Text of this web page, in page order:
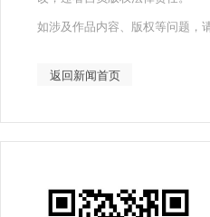
如涉及作品内容、版权等问题，
返回新闻首页